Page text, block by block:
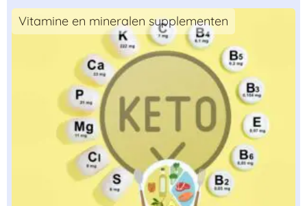
Vitamine en mineralen supplementen